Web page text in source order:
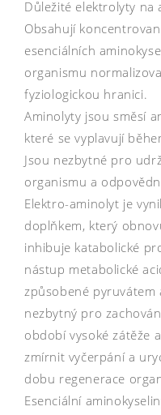
Důležité elektrolyty na
Obsahují
esenciálních
organismu
fyziologickou hranici.
Aminolyty jsou směsí
které se vyplavují
Jsou nezbytné pro
organismu a
Elektro-aminolyt je
doplňkem, který
inhibuje katabolické
nástup metabolické
způsobené pyruvátem
nezbytný pro
období vysoké zátěže
zmírnit vyčerpání a
dobu regenerace
Esenciální